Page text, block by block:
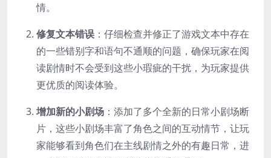
情。
修复文本错误 ：仔细检查并修正了游戏文本中存在
的一些错别字和语句不通顺的问题，确保玩家在阅
读剧情时不会受到这些小瑕疵的干扰，为玩家提供
更优质的阅读体验。
增加新的小剧场 ：添加了多个全新的日常小剧场断
片，这些小剧场丰富了角色之间的互动情节，让玩
家能够看到角色们在主线剧情之外的有趣日常，进